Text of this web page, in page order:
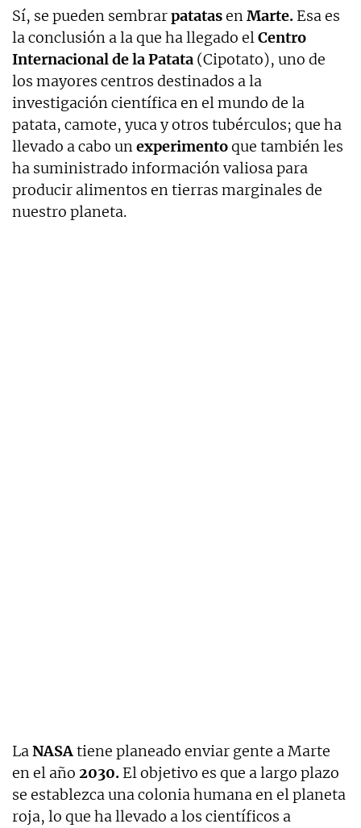
Sí, se pueden sembrarpatatasenMarte. Esa es
la conclusión a la que ha llegado elCentro
Internacional de la Patata (Cipotato), uno de
los mayores centros destinados a la
investigación científica en el mundo de la
patata, camote, yuca y otros tubérculos; que ha
llevado a cabo unexperimentoque también les
ha suministrado información valiosa para
producir alimentos en tierras marginales de
nuestro planeta.
LaNASAtiene planeado enviar gente a Marte
en el año 2030. El objetivo es que a largo plazo
se establezca una colonia humana en el planeta
roja, lo que ha llevado a los científicos a